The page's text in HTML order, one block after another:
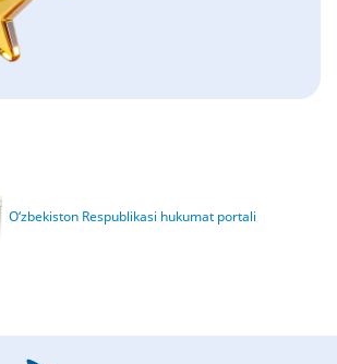
O‘zbekiston Respublikasi hukumat portali